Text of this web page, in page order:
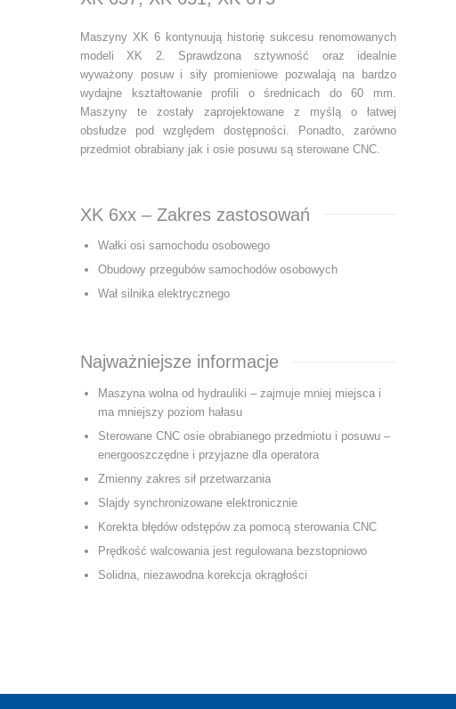
Maszyny XK 6 kontynuują historię sukcesu renomowanych
modeli XK 2. Sprawdzona sztywność oraz idealnie
wyważony posuw i siły promieniowe pozwalają na bardzo
wydajne kształtowanie profili o średnicach do 60 mm.
Maszyny te zostały zaprojektowane z myślą o łatwej
obsłudze pod względem dostępności. Ponadto, zarówno
przedmiot obrabiany jak i osie posuwu są sterowane CNC.
XK 6xx – Zakres zastosowań
Wałki osi samochodu osobowego
Obudowy przegubów samochodów osobowych
Wał silnika elektrycznego
Najważniejsze informacje
Maszyna wolna od hydrauliki – zajmuje mniej miejsca i
ma mniejszy poziom hałasu
Sterowane CNC osie obrabianego przedmiotu i posuwu –
energooszczędne i przyjazne dla operatora
Zmienny zakres sił przetwarzania
Slajdy synchronizowane elektronicznie
Korekta błędów odstępów za pomocą sterowania CNC
Prędkość walcowania jest regulowana bezstopniowo
Solidna, niezawodna korekcja okrągłości